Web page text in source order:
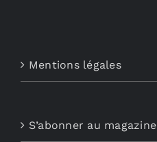
Mentions légales
S’abonner au magazine